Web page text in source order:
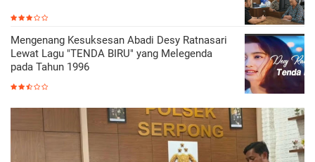
Mengenang Kesuksesan Abadi Desy Ratnasari
Lewat Lagu "TENDA BIRU" yang Melegenda
pada Tahun 1996